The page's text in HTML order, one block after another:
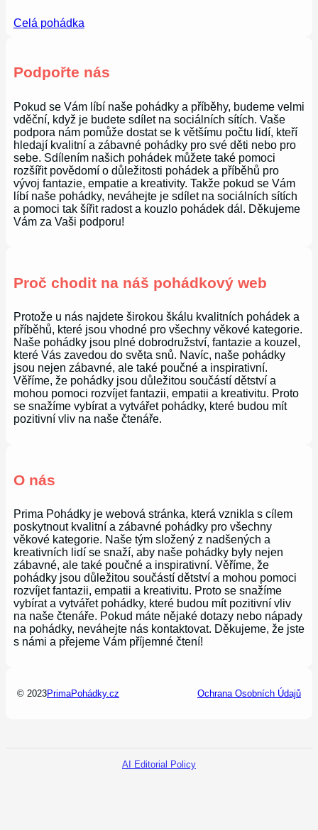
Celá pohádka
Podpořte nás
Pokud se Vám líbí naše pohádky a příběhy, budeme velmi
vděční, když je budete sdílet na sociálních sítích. Vaše
podpora nám pomůže dostat se k většímu počtu lidí, kteří
hledají kvalitní a zábavné pohádky pro své děti nebo pro
sebe. Sdílením našich pohádek můžete také pomoci
rozšířit povědomí o důležitosti pohádek a příběhů pro
vývoj fantazie, empatie a kreativity. Takže pokud se Vám
líbí naše pohádky, neváhejte je sdílet na sociálních sítích
a pomoci tak šířit radost a kouzlo pohádek dál. Děkujeme
Vám za Vaši podporu!
Proč chodit na náš pohádkový web
Protože u nás najdete širokou škálu kvalitních pohádek a
příběhů, které jsou vhodné pro všechny věkové kategorie.
Naše pohádky jsou plné dobrodružství, fantazie a kouzel,
které Vás zavedou do světa snů. Navíc, naše pohádky
jsou nejen zábavné, ale také poučné a inspirativní.
Věříme, že pohádky jsou důležitou součástí dětství a
mohou pomoci rozvíjet fantazii, empatii a kreativitu. Proto
se snažíme vybírat a vytvářet pohádky, které budou mít
pozitivní vliv na naše čtenáře.
O nás
Prima Pohádky je webová stránka, která vznikla s cílem
poskytnout kvalitní a zábavné pohádky pro všechny
věkové kategorie. Naše tým složený z nadšených a
kreativních lidí se snaží, aby naše pohádky byly nejen
zábavné, ale také poučné a inspirativní. Věříme, že
pohádky jsou důležitou součástí dětství a mohou pomoci
rozvíjet fantazii, empatii a kreativitu. Proto se snažíme
vybírat a vytvářet pohádky, které budou mít pozitivní vliv
na naše čtenáře. Pokud máte nějaké dotazy nebo nápady
na pohádky, neváhejte nás kontaktovat. Děkujeme, že jste
s námi a přejeme Vám příjemné čtení!
© 2023PrimaPohádky.cz Ochrana Osobních Údajů
AI Editorial Policy